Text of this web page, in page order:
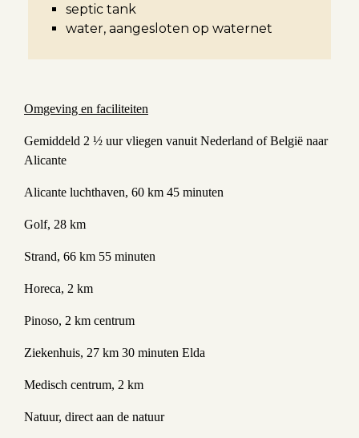
septic tank
water, aangesloten op waternet
Omgeving en faciliteiten
Gemiddeld 2 ½ uur vliegen vanuit Nederland of België naar
Alicante
Alicante luchthaven, 60 km 45 minuten
Golf, 28 km
Strand, 66 km 55 minuten
Horeca, 2 km
Pinoso, 2 km centrum
Ziekenhuis, 27 km 30 minuten Elda
Medisch centrum, 2 km
Natuur, direct aan de natuur